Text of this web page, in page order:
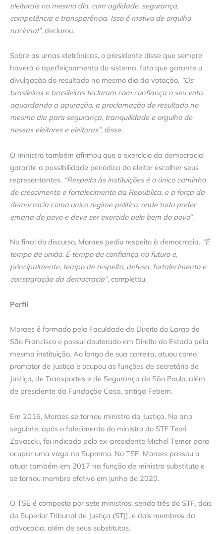
eleitorais no mesmo dia, com agilidade, segurança,
competência e transparência. Isso é motivo de orgulho
nacional”, declarou.
Sobre as urnas eletrônicas, o presidente disse que sempre
haverá o aperfeiçoamento do sistema, fato que garante a
divulgação do resultado no mesmo dia da votação. “Os
brasileiros e brasileiras teclaram com confiança o seu voto,
aguardando a apuração, a proclamação do resultado no
mesmo dia para segurança, tranquilidade e orgulho de
nossas eleitores e eleitoras”, disse.
O ministro também afirmou que o exercício da democracia
garante a possibilidade periódica do eleitor escolher seus
representantes. “Respeito às instituições é o único caminho
de crescimento e fortalecimento da República, e a força da
democracia como único regime político, onde todo poder
emana do povo e deve ser exercido pelo bem do povo”.
No final do discurso, Moraes pediu respeito à democracia. “É
tempo de união. É tempo de confiança no futuro e,
principalmente, tempo de respeito, defesa, fortalecimento e
consagração da democracia”, completou.
Perfil
Moraes é formado pela Faculdade de Direito do Largo de
São Francisco e possui doutorado em Direito do Estado pela
mesma instituição. Ao longo de sua carreira, atuou como
promotor de Justiça e ocupou as funções de secretário de
Justiça, de Transportes e de Segurança de São Paulo, além
de presidente da Fundação Casa, antiga Febem.
Em 2016, Moraes se tornou ministro da Justiça. No ano
seguinte, após o falecimento do ministro do STF Teori
Zavascki, foi indicado pelo ex-presidente Michel Temer para
ocupar uma vaga no Supremo. No TSE, Moraes passou a
atuar também em 2017 na função de ministro substituto e
se tornou membro efetivo em junho de 2020.
O TSE é composto por sete ministros, sendo três do STF, dois
do Superior Tribunal de Justiça (STJ), e dois membros da
advocacia, além de seus substitutos.